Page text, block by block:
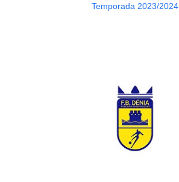
Temporada 2023/2024